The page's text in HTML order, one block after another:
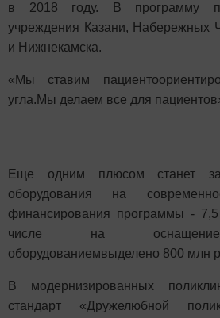
в 2018 году. В программу
учреждения Казани, Набережных
и Нижнекамска.
«Мы ставим
угла.Мы делаем все для
Еще одним плюсом станет
оборудования на
финансирования программы -
числе на оснащение
оборудованиемвыделено 800 млн
В модернизированных
стандарт «Дружелюбной